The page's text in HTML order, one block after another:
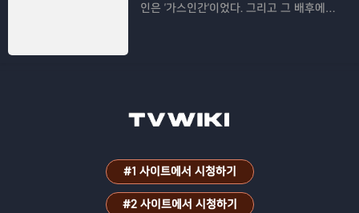
인은 '가스인간'이었다. 그리고 그 배후에는
#1 사이트에서 시청하기
#2 사이트에서 시청하기